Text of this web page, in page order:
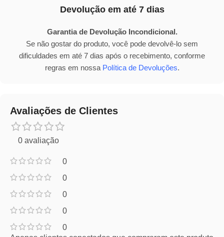
Devolução em até 7 dias
Garantia de Devolução Incondicional.
Se não gostar do produto, você pode devolvê-lo sem
dificuldades em até 7 dias após o recebimento, conforme
regras em nossa Política de Devoluções.
Avaliações de Clientes
0 avaliação
0
0
0
0
0